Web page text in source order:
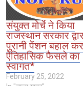
संयुक्त मोर्चे ने किया
राजस्थान सरकार
पुरानी पेंशन बहाल
ऐतिहासिक फैसले का
स्वागत*
February 25, 2022